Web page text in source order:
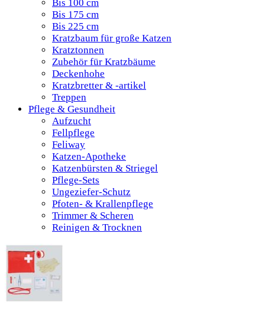
Bis 100 cm
Bis 175 cm
Bis 225 cm
Kratzbaum für große Katzen
Kratztonnen
Zubehör für Kratzbäume
Deckenhohe
Kratzbretter & -artikel
Treppen
Pflege & Gesundheit
Aufzucht
Fellpflege
Feliway
Katzen-Apotheke
Katzenbürsten & Striegel
Pflege-Sets
Ungeziefer-Schutz
Pfoten- & Krallenpflege
Trimmer & Scheren
Reinigen & Trocknen